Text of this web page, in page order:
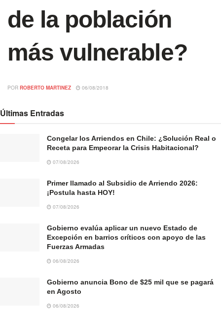
de la población
más vulnerable?
POR ROBERTO MARTINEZ 06/08/2018
Últimas Entradas
Congelar los Arriendos en Chile: ¿Solución Real o
Receta para Empeorar la Crisis Habitacional?
07/08/2026
Primer llamado al Subsidio de Arriendo 2026:
¡Postula hasta HOY!
07/08/2026
Gobierno evalúa aplicar un nuevo Estado de
Excepción en barrios críticos con apoyo de las
Fuerzas Armadas
06/08/2026
Gobierno anuncia Bono de $25 mil que se pagará
en Agosto
06/08/2026